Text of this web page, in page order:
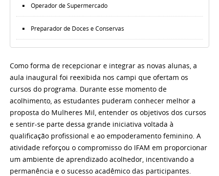
Operador de Supermercado
Preparador de Doces e Conservas
Como forma de recepcionar e integrar as novas alunas, a
aula inaugural foi reexibida nos campi que ofertam os
cursos do programa. Durante esse momento de
acolhimento, as estudantes puderam conhecer melhor a
proposta do Mulheres Mil, entender os objetivos dos cursos
e sentir-se parte dessa grande iniciativa voltada à
qualificação profissional e ao empoderamento feminino. A
atividade reforçou o compromisso do IFAM em proporcionar
um ambiente de aprendizado acolhedor, incentivando a
permanência e o sucesso acadêmico das participantes.